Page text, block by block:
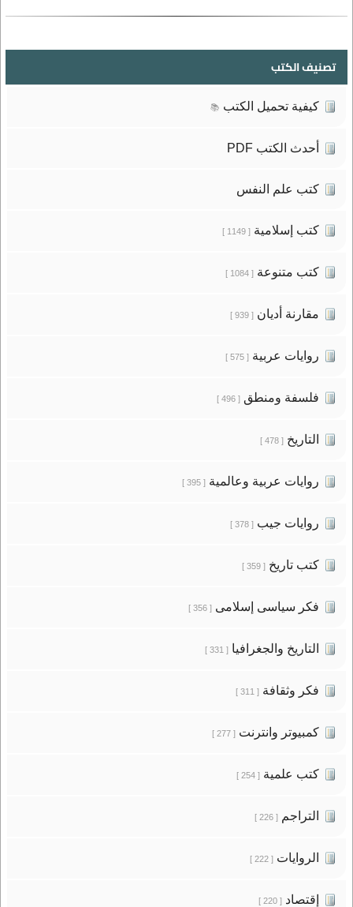
تصنيف الكتب
كيفية تحميل الكتب 📚
أحدث الكتب PDF
كتب علم النفس
كتب إسلامية[ 1149 ]
كتب متنوعة[ 1084 ]
مقارنة أديان[ 939 ]
روايات عربية[ 575 ]
فلسفة ومنطق[ 496 ]
التاريخ[ 478 ]
روايات عربية وعالمية[ 395 ]
روايات جيب[ 378 ]
كتب تاريخ[ 359 ]
فكر سياسى إسلامى[ 356 ]
التاريخ والجغرافيا[ 331 ]
فكر وثقافة[ 311 ]
كمبيوتر وانترنت[ 277 ]
كتب علمية[ 254 ]
التراجم[ 226 ]
الروايات[ 222 ]
إقتصاد[ 220 ]